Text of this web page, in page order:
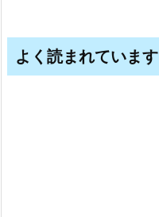
よく読まれています